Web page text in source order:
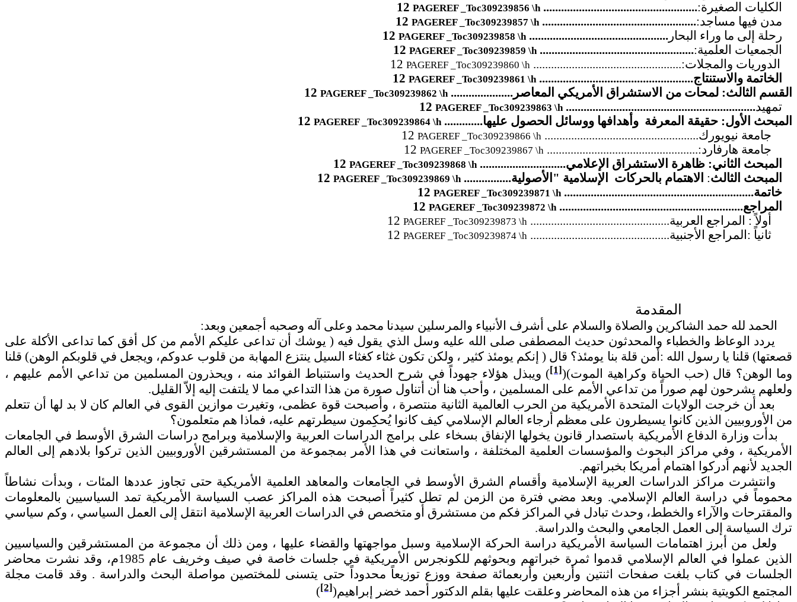
الكليات الصغيرة:....................................................
PAGEREF _Toc309239856 \h
12
مدن فيها مساجد:....................................................
PAGEREF _Toc309239857 \h
12
رحلة إلى ما وراء البحار...............................................
PAGEREF _Toc309239858 \h
12
الجمعيات العلمية:....................................................
PAGEREF _Toc309239859 \h
12
الدوريات والمجلات:.................................................. PAGEREF _Toc309239860 \h
12
الخاتمة والاستنتاج....................................................PAGEREF _Toc309239861 \h
12
القسم الثالث: لمحات من الاستشراق الأمريكي المعاصر..................... PAGEREF _Toc309239862 \h
12
تمهيد................................................................
PAGEREF _Toc309239863 \h
12
المبحث الأول: حقيقة المعرفة وأهدافها ووسائل الحصول عليها............. PAGEREF _Toc309239864 \h
12
جامعة نيويورك.................................................... PAGEREF _Toc309239866 \h
12
جامعة هارفارد:................................................... PAGEREF _Toc309239867 \h
12
المبحث الثاني: ظاهرة الاستشراق الإعلامي.............................PAGEREF _Toc309239868 \h
12
المبحث الثالث: الاهتمام بالحركات الإسلامية "الأصولية................PAGEREF _Toc309239869 \h
12
خاتمة................................................................PAGEREF _Toc309239871 \h
12
المراجع..............................................................PAGEREF _Toc309239872 \h
12
أولاً : المراجع العربية............................................... PAGEREF _Toc309239873 \h
12
ثانياً :المراجع الأجنبية............................................... PAGEREF _Toc309239874 \h
12
المقدمة
الحمد لله حمد الشاكرين والصلاة والسلام على أشرف الأنبياء والمرسلين سيدنا محمد وعلى آله وصحبه أجمعين وبعد:
يردد الوعاظ والخطباء والمحدثون حديث المصطفى صلى الله عليه وسل الذي يقول فيه ( يوشك أن تداعى عليكم الأمم من كل أفق كما تداعى الأكلة على
قصعتها) قلنا يا رسول الله :أمن قلة بنا يومئذ؟ قال ( إنكم يومئذ كثير ، ولكن تكون غثاء كغثاء السيل ينتزع المهابة من قلوب عدوكم، ويجعل في قلوبكم الوهن) قلنا
وما الوهن؟ قال (حب الحياة وكراهية الموت)([1]) ويبذل هؤلاء جهوداً في شرح الحديث واستنباط الفوائد منه ، ويحذرون المسلمين من تداعي الأمم عليهم ،
ولعلهم يشرحون لهم صوراً من تداعي الأمم على المسلمين ، وأحب هنا أن أتناول صورة من هذا التداعي مما لا يلتفت إليه إلاّ القليل.
بعد أن خرجت الولايات المتحدة الأمريكية من الحرب العالمية الثانية منتصرة ، وأصبحت قوة عظمى، وتغيرت موازين القوى في العالم كان لا بد لها أن تتعلم
من الأوروبيين الذين كانوا يسيطرون على معظم أرجاء العالم الإسلامي كيف كانوا يُحكِمون سيطرتهم عليه، فماذا هم متعلمون؟
بدأت وزارة الدفاع الأمريكية باستصدار قانون يخولها الإنفاق بسخاء على برامج الدراسات العربية والإسلامية وبرامج دراسات الشرق الأوسط في الجامعات
الأمريكية ، وفي مراكز البحوث والمؤسسات العلمية المختلفة ، واستعانت في هذا الأمر بمجموعة من المستشرقين الأوروبيين الذين تركوا بلادهم إلى العالم
الجديد لأنهم أدركوا اهتمام أمريكا بخبراتهم.
وانتشرت مراكز الدراسات العربية الإسلامية وأقسام الشرق الأوسط في الجامعات والمعاهد العلمية الأمريكية حتى تجاوز عددها المئات ، وبدأت نشاطاً
محموماً في دراسة العالم الإسلامي. وبعد مضي فترة من الزمن لم تطل كثيراً أصبحت هذه المراكز عصب السياسة الأمريكية تمد السياسيين بالمعلومات
والمقترحات والآراء والخطط، وحدث تبادل في المراكز فكم من مستشرق أو متخصص في الدراسات العربية الإسلامية انتقل إلى العمل السياسي ، وكم سياسي
ترك السياسة إلى العمل الجامعي والبحث والدراسة.
ولعل من أبرز اهتمامات السياسة الأمريكية دراسة الحركة الإسلامية وسبل مواجهتها والقضاء عليها ، ومن ذلك أن مجموعة من المستشرقين والسياسيين
الذين عملوا في العالم الإسلامي قدموا ثمرة خبراتهم وبحوثهم للكونجرس الأمريكية في جلسات خاصة في صيف وخريف عام 1985م، وقد نشرت محاضر
الجلسات في كتاب بلغت صفحات اثنتين وأربعين وأربعمائة صفحة ووزع توزيعاً محدوداً حتى يتسنى للمختصين مواصلة البحث والدراسة . وقد قامت مجلة
المجتمع الكويتية بنشر أجزاء من هذه المحاضر وعلقت عليها بقلم الدكتور أحمد خضر إبراهيم([2]
)